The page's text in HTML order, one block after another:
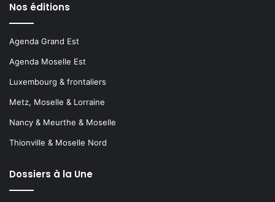
Nos éditions
Agenda Grand Est
Agenda Moselle Est
Luxembourg & frontaliers
Metz, Moselle & Lorraine
Nancy & Meurthe & Moselle
Thionville & Moselle Nord
Dossiers à la Une